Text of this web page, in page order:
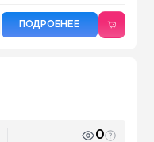
ПОДРОБНЕЕ
0